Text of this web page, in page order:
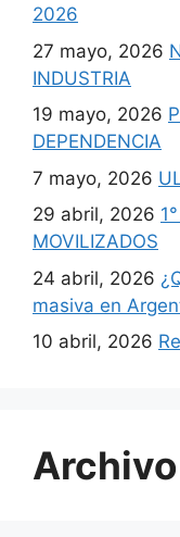
2026
27 mayo, 2026
INDUSTRIA
19 mayo, 2026
DEPENDENCIA
7 mayo, 2026
29 abril, 2026
MOVILIZADOS
24 abril, 2026
masiva en
10 abril, 2026
Archivo